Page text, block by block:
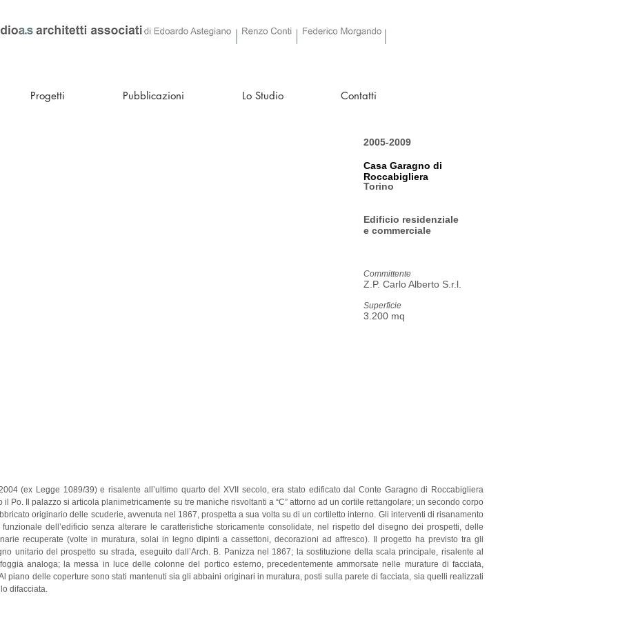
2005-2009
Torino
Edificio residenziale
e commerciale
Committente
Z.P. Carlo Alberto S.r.l.
Superficie
3.200 mq
Casa Garagno di
Roccabigliera
(ex Legge 1089/39) e risalente all’ultimo quarto del XVII secolo, era stato edificato dal Conte Garagno di Roccabigliera
il Po.
Il palazzo si articola planimetricamente su tre maniche risvoltanti a “C” attorno ad un cortile rettangolare; un secondo corpo
originario delle scuderie, avvenuta nel 1867, prospetta a sua volta su di un cortiletto interno. Gli interventi di risanamento
dell’edificio senza alterare le caratteristiche storicamente consolidate, nel rispetto del disegno dei prospetti, delle
recuperate (volte in muratura, solai in legno dipinti a cassettoni, decorazioni ad affresco). Il progetto ha previsto tra gli
unitario del prospetto su strada, eseguito dall’Arch. B. Panizza nel 1867; la sostituzione della scala principale, risalente al
analoga; la messa in luce dellecolonne del portico esterno, precedentemente ammorsate nelle murature di facciata,
piano delle coperture sono stati mantenuti sia gli abbaini originari in muratura, posti sulla parete di facciata, sia quelli realizzati
difacciata.
Progetti Pubblicazioni Lo Studio Contatti